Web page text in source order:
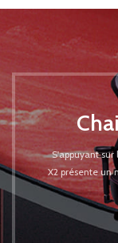
S'appuyant sur
X2 présente un